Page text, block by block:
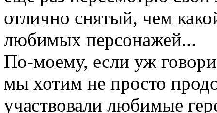
отлично снятый, чем
любимых персонажей...
По-моему, если уж
мы хотим не просто
участвовали любимые